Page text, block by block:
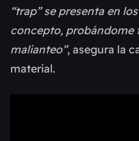
“trap” se presenta en
concepto, probándome
malianteo”, asegura la
material.